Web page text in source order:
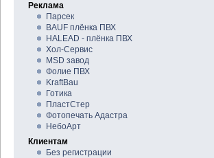
Реклама
Парсек
BAUF плёнка ПВХ
HALEAD - плёнка ПВХ
Хол-Сервис
MSD завод
Фолие ПВХ
KraftBau
Готика
ПластСтер
Фотопечать Адастра
НебоАрт
Клиентам
Без регистрации